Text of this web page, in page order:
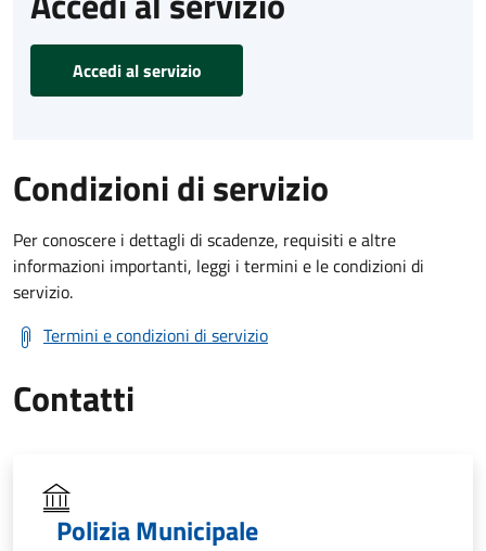
Accedi al servizio
Condizioni di servizio
Per conoscere i dettagli di scadenze, requisiti e altre
informazioni importanti, leggi i termini e le condizioni di
servizio.
Termini e condizioni di servizio
Contatti
Polizia Municipale